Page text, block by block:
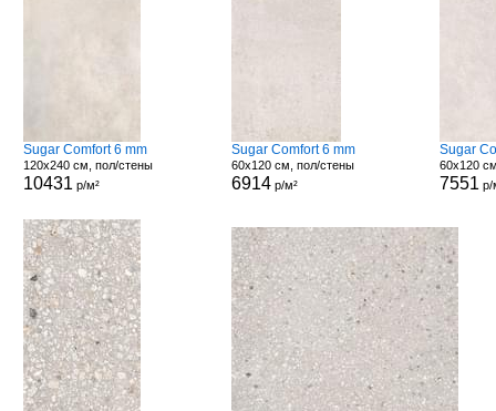
Sugar Comfort 6 mm
120x240 см, пол/стены
10431 р/м²
Sugar Comfort 6 mm
60x120 см, пол/стены
6914 р/м²
Sugar
60x120
7551 р/